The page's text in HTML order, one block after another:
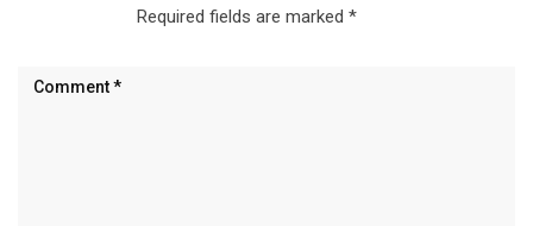
Required fields are marked *